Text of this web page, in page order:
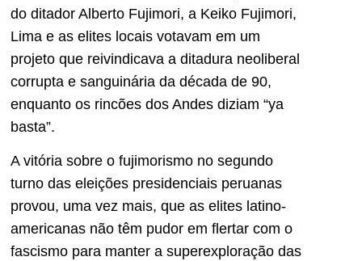
do ditador Alberto Fujimori, a Keiko Fujimori,
Lima e as elites locais votavam em um
projeto que reivindicava a ditadura neoliberal
corrupta e sanguinária da década de 90,
enquanto os rincões dos Andes diziam “ya
basta”.
A vitória sobre o fujimorismo no segundo
turno das eleições presidenciais peruanas
provou, uma vez mais, que as elites latino-
americanas não têm pudor em flertar com o
fascismo para manter a superexploração das